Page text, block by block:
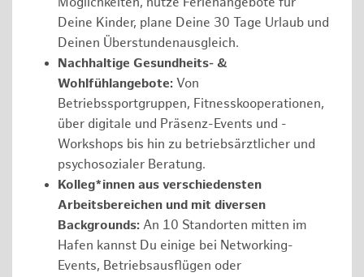
Deine Kinder, plane Deine 30 Tage Urlaub und
Deinen Überstundenausgleich.
Nachhaltige Gesundheits- &
Wohlfühlangebote: Von
Betriebssportgruppen, Fitnesskooperationen,
über digitale und Präsenz-Events und -
Workshops bis hin zu betriebsärztlicher und
psychosozialer Beratung.
Kolleg*innen aus verschiedensten
Arbeitsbereichen und mit diversen
Backgrounds: An 10 Standorten mitten im
Hafen kannst Du einige bei Networking-
Events, Betriebsausflügen oder